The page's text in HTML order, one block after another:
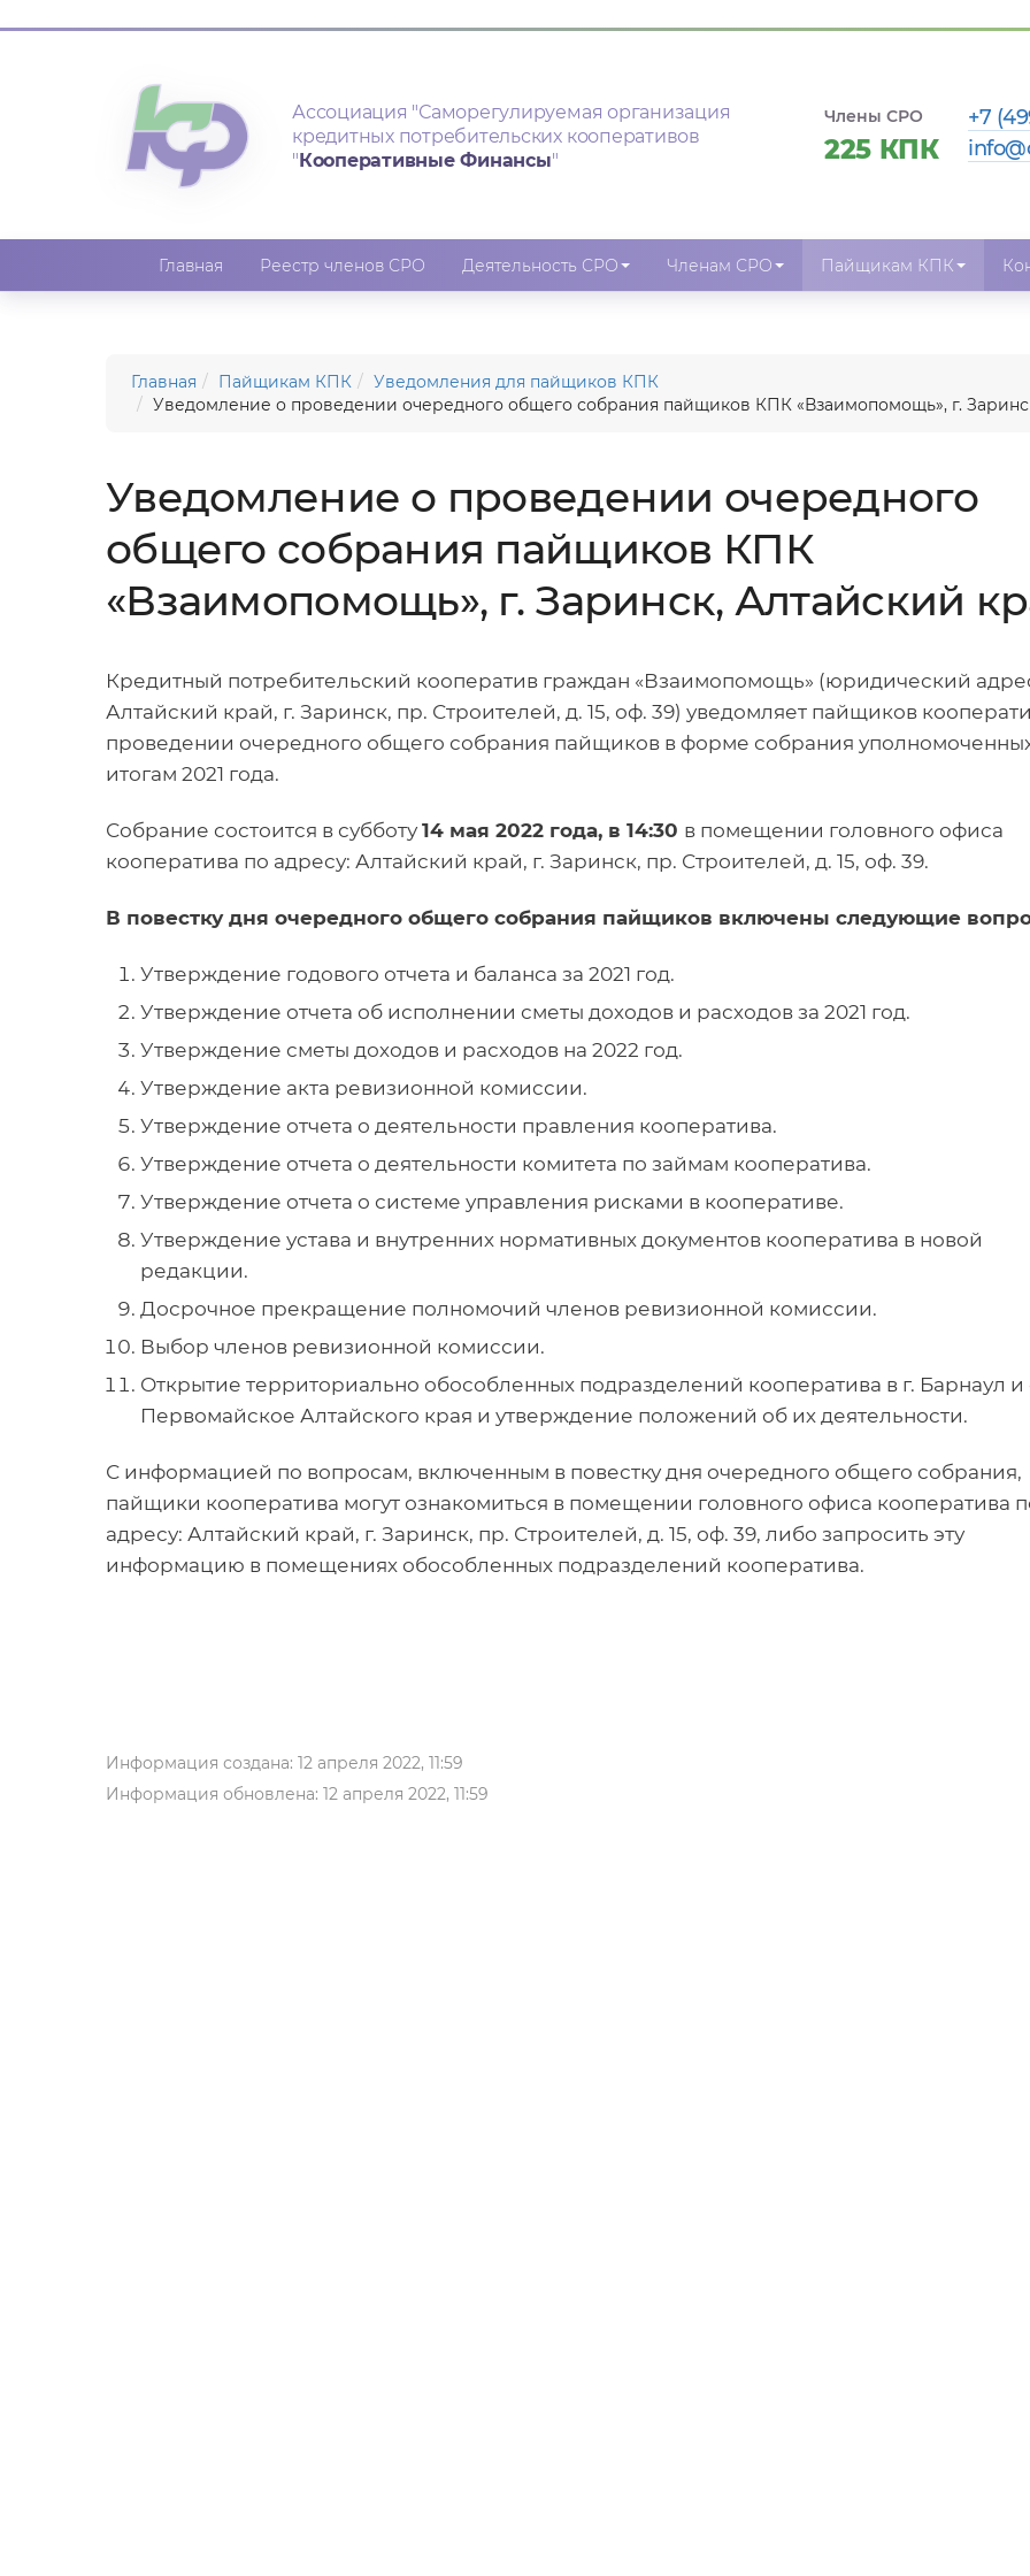
Ассоциация "Саморегулируемая организация
кредитных потребительских кооперативов
"Кооперативные Финансы"
Члены СРО
225 КПК
+7
Главная Реестр членов СРО Деятельность СРО Членам СРО Пайщикам КПК
Главная Пайщикам КПК
Уведомления для пайщиков КПК
Уведомление о проведении очередного общего собрания пайщиков КПК «Взаимопомощь», г.
Уведомление о проведении очередного
общего собрания пайщиков КПК
«Взаимопомощь», г. Заринск, Алтайский
Кредитный потребительский кооператив граждан «Взаимопомощь» (юридический
Алтайский край, г. Заринск, пр. Строителей, д. 15, оф. 39) уведомляет пайщиков
проведении очередного общего собрания пайщиков в форме собрания
итогам 2021 года.
Собрание состоится в субботу 14 мая 2022 года, в 14:30 в помещении головного офиса
кооператива по адресу: Алтайский край, г. Заринск, пр. Строителей, д. 15, оф. 39.
В повестку дня очередного общего собрания пайщиков включены следующие
Утверждение годового отчета и баланса за 2021 год.
Утверждение отчета об исполнении сметы доходов и расходов за 2021 год.
Утверждение сметы доходов и расходов на 2022 год.
Утверждение акта ревизионной комиссии.
Утверждение отчета о деятельности правления кооператива.
Утверждение отчета о деятельности комитета по займам кооператива.
Утверждение отчета о системе управления рисками в кооперативе.
Утверждение устава и внутренних нормативных документов кооператива в новой
редакции.
Досрочное прекращение полномочий членов ревизионной комиссии.
Выбор членов ревизионной комиссии.
Открытие территориально обособленных подразделений кооператива в г. Барнаул и
Первомайское Алтайского края и утверждение положений об их деятельности.
С информацией по вопросам, включенным в повестку дня очередного общего собрания,
пайщики кооператива могут ознакомиться в помещении головного офиса кооператива
адресу: Алтайский край, г. Заринск, пр. Строителей, д. 15, оф. 39, либо запросить эту
информацию в помещениях обособленных подразделений кооператива.
Информация создана: 12 апреля 2022, 11:59
Информация обновлена: 12 апреля 2022, 11:59